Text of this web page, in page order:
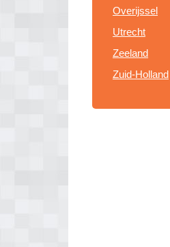
Overijssel
Utrecht
Zeeland
Zuid-Holland